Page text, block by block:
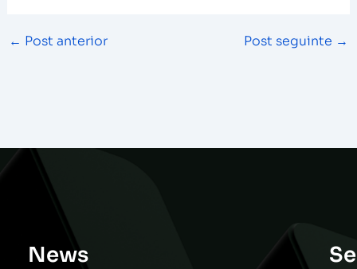
← Post anterior Post seguinte →
News